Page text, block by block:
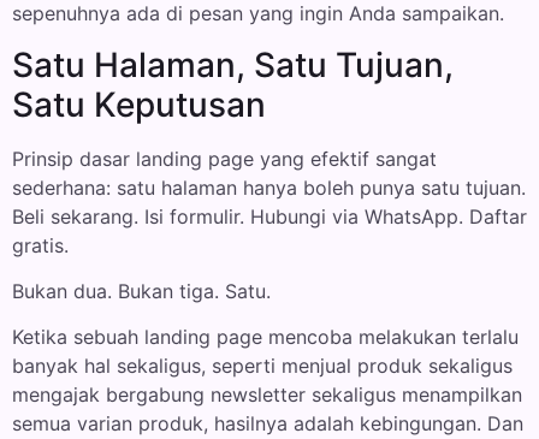
sepenuhnya ada di pesan yang ingin Anda sampaikan.
Satu Halaman, Satu Tujuan,
Satu Keputusan
Prinsip dasar landing page yang efektif sangat
sederhana: satu halaman hanya boleh punya satu tujuan.
Beli sekarang. Isi formulir. Hubungi via WhatsApp. Daftar
gratis.
Bukan dua. Bukan tiga. Satu.
Ketika sebuah landing page mencoba melakukan terlalu
banyak hal sekaligus, seperti menjual produk sekaligus
mengajak bergabung newsletter sekaligus menampilkan
semua varian produk, hasilnya adalah kebingungan. Dan